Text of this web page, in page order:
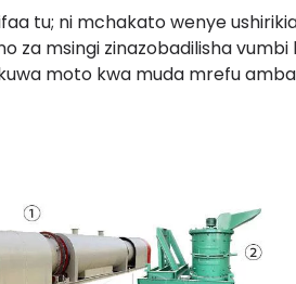
tu; ni mchakato wenye
za msingi zinazobadilisha vumbi
moto kwa muda mrefu